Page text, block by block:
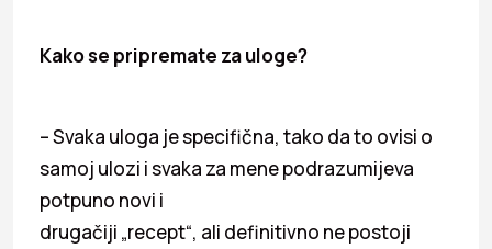
Kako se pripremate za uloge?
– Svaka uloga je specifična, tako da to ovisi o
samoj ulozi i svaka za mene podrazumijeva
potpuno novi i
drugačiji „recept“, ali definitivno ne postoji